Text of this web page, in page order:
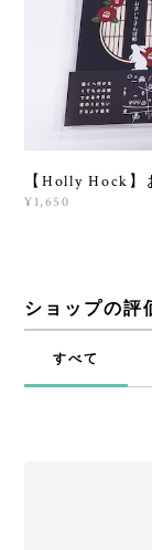
【Holly Hock
¥1,650
ショップの評
すべて